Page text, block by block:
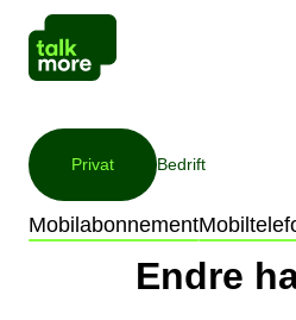
Privat Bedrift
Mobilabonnement
Kundesenter
Endre